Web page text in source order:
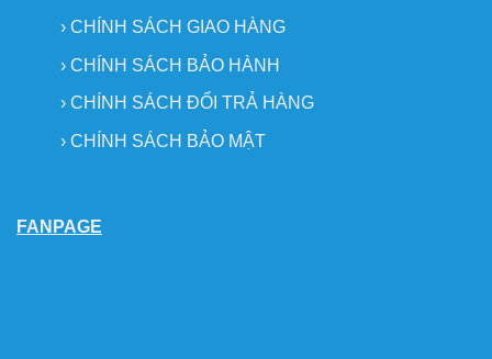
› CHÍNH SÁCH GIAO HÀNG
› CHÍNH SÁCH BẢO HÀNH
› CHÍNH SÁCH ĐỔI TRẢ HÀNG
› CHÍNH SÁCH BẢO MẬT
FANPAGE